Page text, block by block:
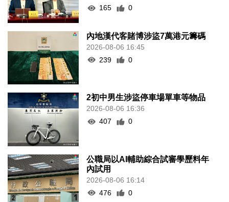
165
0
內地漢代客賭博涉盜7萬港元籌碼
2026-08-06 16:45
239
0
2初中男生涉盜停車場單車等物品
2026-08-06 16:36
407
0
公職局以AI輔助綜合試審學歷料年
內試用
2026-08-06 16:14
476
0